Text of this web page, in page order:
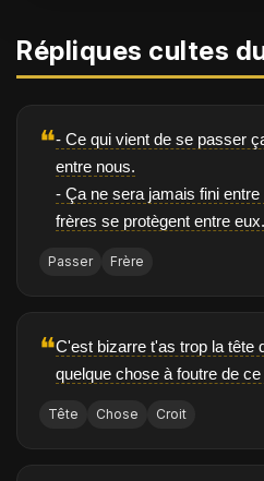
Répliques cultes
❝- Ce qui vient de se passer
entre nous.
- Ça ne sera jamais fini
frères se protègent entre eux.
Passer Frère
❝C'est bizarre t'as trop la tête
quelque chose à foutre de ce
Tête Chose Croit